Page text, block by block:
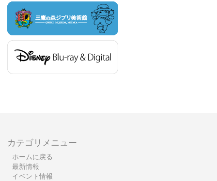
カテゴリメニュー
ホームに戻る
最新情報
イベント情報